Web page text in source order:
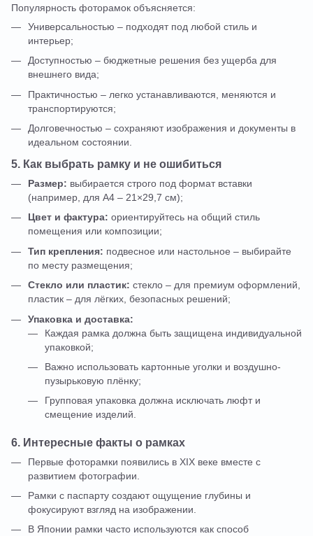
Популярность фоторамок объясняется:
Универсальностью – подходят под любой стиль и
интерьер;
Доступностью – бюджетные решения без ущерба для
внешнего вида;
Практичностью – легко устанавливаются, меняются и
транспортируются;
Долговечностью – сохраняют изображения и документы в
идеальном состоянии.
5. Как выбрать рамку и не ошибиться
Размер: выбирается строго под формат вставки
(например, для А4 – 21×29,7 см);
Цвет и фактура: ориентируйтесь на общий стиль
помещения или композиции;
Тип крепления: подвесное или настольное – выбирайте
по месту размещения;
Стекло или пластик: стекло – для премиум оформлений,
пластик – для лёгких, безопасных решений;
Упаковка и доставка:
Каждая рамка должна быть защищена индивидуальной
упаковкой;
Важно использовать картонные уголки и воздушно-
пузырьковую плёнку;
Групповая упаковка должна исключать люфт и
смещение изделий.
6. Интересные факты о рамках
Первые фоторамки появились в XIX веке вместе с
развитием фотографии.
Рамки с паспарту создают ощущение глубины и
фокусируют взгляд на изображении.
В Японии рамки часто используются как способ